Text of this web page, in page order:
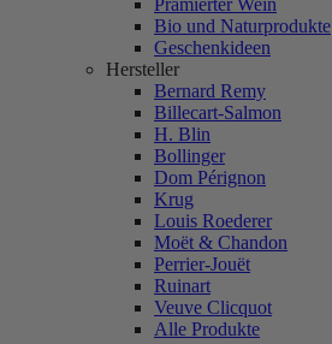
Prämierter Wein
Bio und Naturprodukte
Geschenkideen
Hersteller
Bernard Remy
Billecart-Salmon
H. Blin
Bollinger
Dom Pérignon
Krug
Louis Roederer
Moët & Chandon
Perrier-Jouët
Ruinart
Veuve Clicquot
Alle Produkte